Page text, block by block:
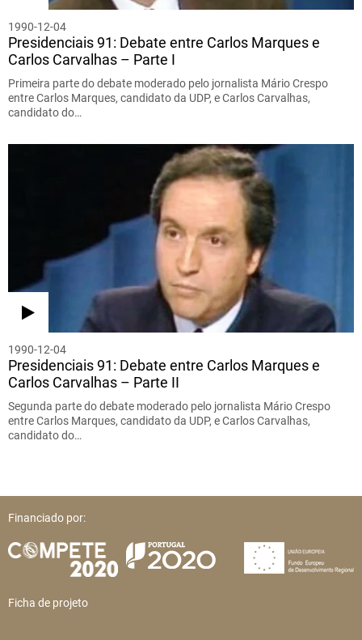
1990-12-04
Presidenciais 91: Debate entre Carlos Marques e
Carlos Carvalhas – Parte I
Primeira parte do debate moderado pelo jornalista Mário Crespo
entre Carlos Marques, candidato da UDP, e Carlos Carvalhas,
candidato do…
1990-12-04
Presidenciais 91: Debate entre Carlos Marques e
Carlos Carvalhas – Parte II
Segunda parte do debate moderado pelo jornalista Mário Crespo
entre Carlos Marques, candidato da UDP, e Carlos Carvalhas,
candidato do…
Financiado por:
Ficha de projeto